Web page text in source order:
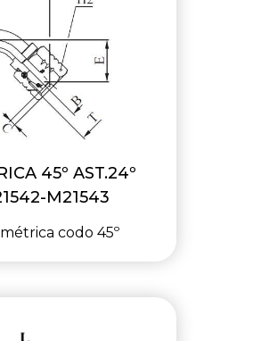
45º AST.24º
M21543
codo 45º